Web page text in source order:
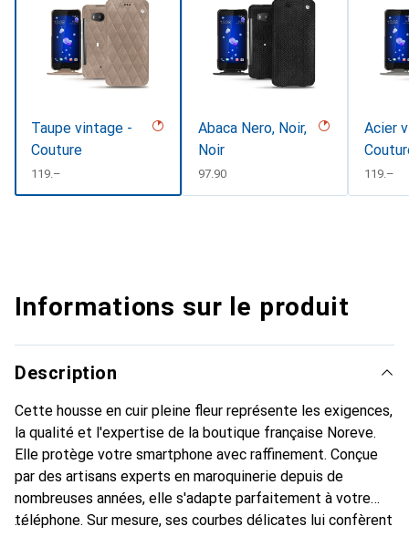
Taupe vintage -
Couture
CHF
119.–
Abaca Nero, Noir,
Noir
CHF
97.90
Acier
CHF
119.–
Informations sur le produit
Description
Cette housse en cuir pleine fleur représente les exigences,
la qualité et l'expertise de la boutique française Noreve.
Elle protège votre smartphone avec raffinement. Conçue
par des artisans experts en maroquinerie depuis de
nombreuses années, elle s'adapte parfaitement à votre
téléphone. Sur mesure, ses courbes délicates lui confèrent